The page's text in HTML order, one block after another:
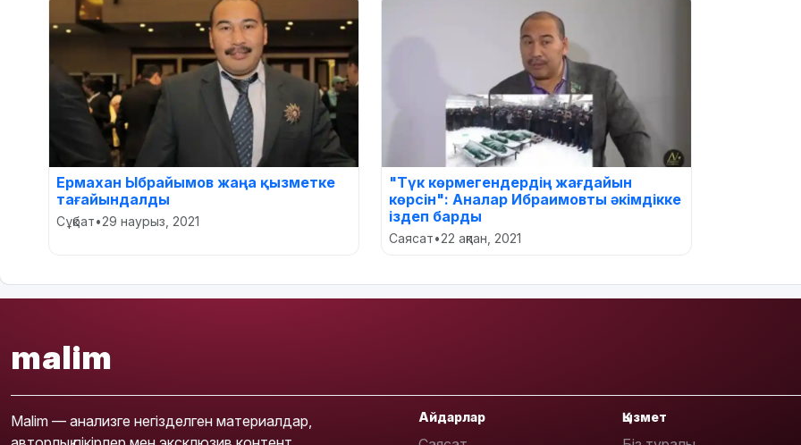
Ермахан Ыбрайымов жаңа қызметке
тағайындалды
Сұқбат•29 наурыз, 2021
"Түк көрмегендердің жағдайын
көрсін": Аналар Ибраимовты әкімдікке
іздеп барды
Саясат•22 ақпан, 2021
malim
Malim — анализге негізделген материалдар,
Айдарлар Қызмет